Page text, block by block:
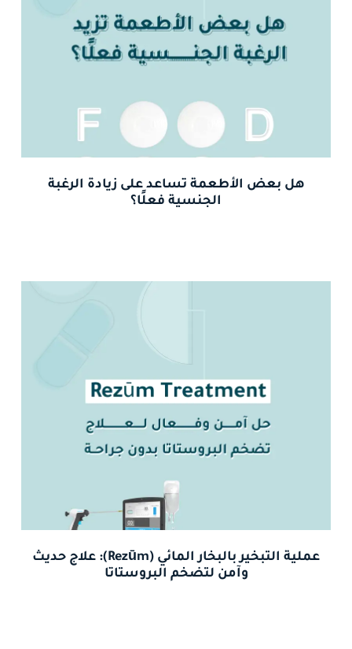
هل بعض الأطعمة تساعد على زيادة الرغبة
الجنسية فعلًا؟
عملية التبخير بالبخار المائي (Rezūm): علاج حديث
وآمن لتضخم البروستاتا